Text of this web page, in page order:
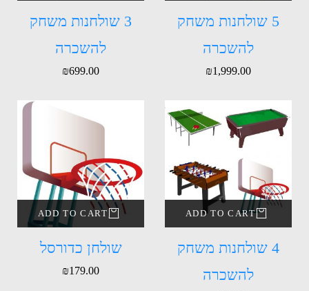
5 שולחנות משחק
להשכרה
₪ 1,999.00
3 שולחנות משחק
להשכרה
₪699.00
ADD TO CART
4 שולחנות משחק
להשכרה
ADD TO CART
שולחן כדורסל
₪ 179.00